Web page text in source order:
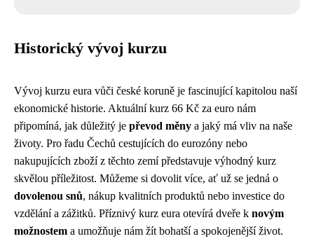
Historický vývoj kurzu
Vývoj kurzu eura vůči české koruně je fascinující kapitolou naší
ekonomické historie. Aktuální kurz 66 Kč za euro nám
připomíná, jak důležitý je převod měny a jaký má vliv na naše
životy. Pro řadu Čechů cestujících do eurozóny nebo
nakupujících zboží z těchto zemí představuje výhodný kurz
skvělou příležitost. Můžeme si dovolit více, ať už se jedná o
dovolenou snů, nákup kvalitních produktů nebo investice do
vzdělání a zážitků. Příznivý kurz eura otevírá dveře k novým
možnostem a umožňuje nám žít bohatší a spokojenější život.